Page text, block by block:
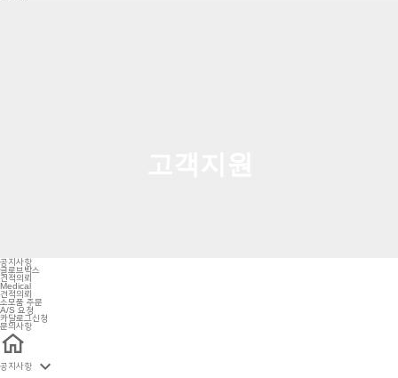
공지사항
글로브박스
견적의뢰
Medical
견적의뢰
소모품 주문
A/S 요청
카달로그신청
문의사항
공지사항 